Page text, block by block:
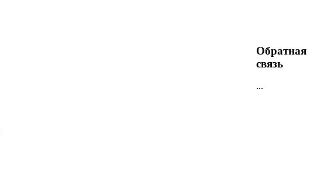
Обратная
связь
...